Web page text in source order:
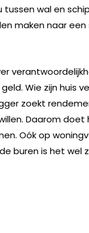
wal en
maken naar een
Wie zijn huis
zoekt
Daarom doet
Oók op
buren is het